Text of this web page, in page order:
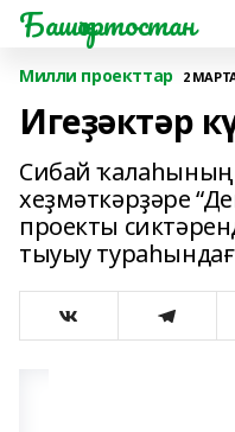
Башҡортостан
Милли проекттар 2 МАРТА
Игеҙәктәр
Сибай ҡалаһының
хеҙмәткәрҙәре
проекты
тыуыу